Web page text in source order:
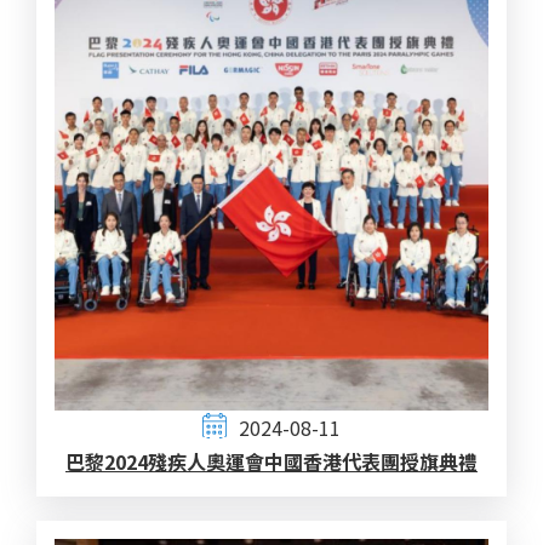
2024-08-11
巴黎2024殘疾人奧運會中國香港代表團授旗典禮